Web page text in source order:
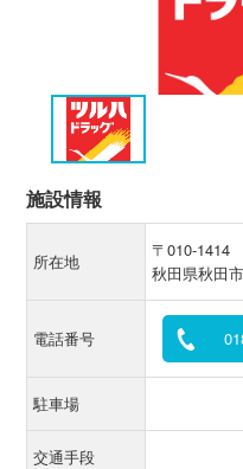
施設情報
所在地
〒010-1414
秋田県秋田
電話番号
駐車場
交通手段